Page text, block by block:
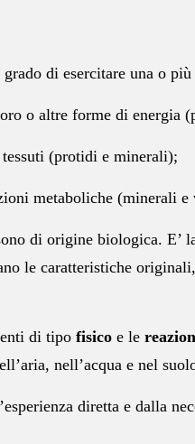
di esercitare una o
o altre forme di energia
(protidi e minerali);
metaboliche (minerali e
di origine biologica. E’
le caratteristiche
di tipo fisico e le
nell’acqua e nel
diretta e dalla